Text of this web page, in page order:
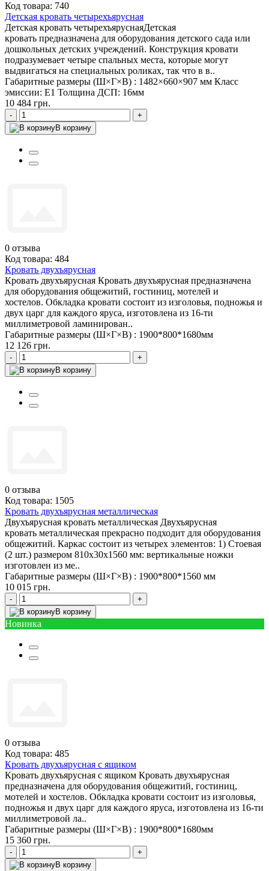
Код товара: 740
Детская кровать четырехъярусная
Детская кровать четырехъяруснаяДетская
кровать предназначена для оборудования детского сада или
дошкольных детских учреждений. Конструкция кровати
подразумевает четыре спальных места, которые могут
выдвигаться на специальных роликах, так что в в..
Габаритные размеры (Ш×Г×В) : 1482×660×907 мм Класс
эмиссии: Е1 Толщина ДСП: 16мм
10 484 грн.
-
+
В корзину
0 отзыва
Код товара: 484
Кровать двухъярусная
Кровать двухъярусная Кровать двухъярусная предназначена
для оборудования общежитий, гостиниц, мотелей и
хостелов. Обкладка кровати состоит из изголовья, подножья и
двух царг для каждого яруса, изготовлена из 16-ти
миллиметровой ламинирован..
Габаритные размеры (Ш×Г×В) : 1900*800*1680мм
12 126 грн.
-
+
В корзину
0 отзыва
Код товара: 1505
Кровать двухъярусная металлическая
Двухъярусная кровать металлическая Двухъярусная
кровать металлическая прекрасно подходит для оборудования
общежитий. Каркас состоит из четырех элементов: 1) Стоевая
(2 шт.) размером 810х30х1560 мм: вертикальные ножки
изготовлен из ме..
Габаритные размеры (Ш×Г×В) : 1900*800*1560 мм
10 015 грн.
-
+
В корзину
Новинка
0 отзыва
Код товара: 485
Кровать двухъярусная с ящиком
Кровать двухъярусная c ящиком Кровать двухъярусная
предназначена для оборудования общежитий, гостиниц,
мотелей и хостелов. Обкладка кровати состоит из изголовья,
подножья и двух царг для каждого яруса, изготовлена из 16-ти
миллиметровой ла..
Габаритные размеры (Ш×Г×В) : 1900*800*1680мм
15 360 грн.
-
+
В корзину